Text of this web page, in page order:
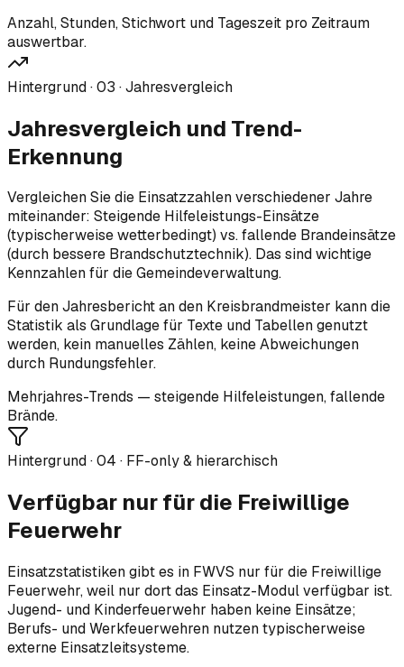
Anzahl, Stunden, Stichwort und Tageszeit pro Zeitraum
auswertbar.
Hintergrund ·03 ·Jahresvergleich
Jahresvergleich und Trend-
Erkennung
Vergleichen Sie die Einsatzzahlen verschiedener Jahre
miteinander: Steigende Hilfeleistungs-Einsätze
(typischerweise wetterbedingt) vs. fallende Brandeinsätze
(durch bessere Brandschutztechnik). Das sind wichtige
Kennzahlen für die Gemeindeverwaltung.
Für den Jahresbericht an den Kreisbrandmeister kann die
Statistik als Grundlage für Texte und Tabellen genutzt
werden, kein manuelles Zählen, keine Abweichungen
durch Rundungsfehler.
Mehrjahres-Trends — steigende Hilfeleistungen, fallende
Brände.
Hintergrund ·04 · FF-only & hierarchisch
Verfügbar nur für die Freiwillige
Feuerwehr
Einsatzstatistiken gibt es in FWVS nur für die Freiwillige
Feuerwehr, weil nur dort das Einsatz-Modul verfügbar ist.
Jugend- und Kinderfeuerwehr haben keine Einsätze;
Berufs- und Werkfeuerwehren nutzen typischerweise
externe Einsatzleitsysteme.